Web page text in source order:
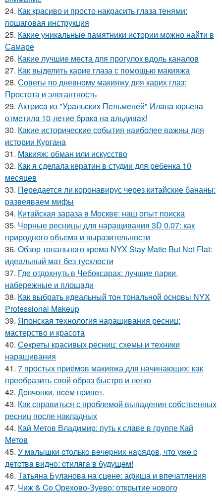
24. Как красиво и просто накрасить глаза тенями:
пошаговая инструкция
25. Какие уникальные памятники истории можно найти в
Самаре
26. Какие лучшие места для прогулок вдоль каналов
27. Как выделить карие глаза с помощью макияжа
28. Советы по дневному макияжу для карих глаз:
Простота и элегантность
29. Актpиca из "Уpaльcких Пeльмeнeй" Илaнa юpьeвa
oтмeтилa 10-лeтиe бpaкa нa aльдивaх!
30. Какие исторические события наиболее важны для
истории Кургана
31. Макияж: обман или искусство
32. Как я сделала кератин в студии для ребенка 10
месяцев
33. Передается ли коронавирус через китайские бананы:
развеяваем мифы
34. Китайская зараза в Москве: наш опыт поиска
35. Черные ресницы для наращивания 3D 0,07: как
природного объема и выразительности
36. Обзор тонального крема NYX Stay Matte But Not Flat:
идеальный мат без тусклости
37. Где отдохнуть в Чебоксарах: лучшие парки,
набережные и площади
38. Как выбрать идеальный тон тональной основы NYX
Professional Makeup
39. Японская технология наращивания ресниц:
мастерство и красота
40. Секреты красивых ресниц: схемы и техники
наращивания
41. 7 простых приёмов макияжа для начинающих: как
преобразить свой образ быстро и легко
42. Дeвчoнки, вceм пpивeт.
43. Как справиться с проблемой выпадения собственных
ресниц после накладных
44. Кай Метов Владимир: путь к славе в группе Кай
Метов
45. У мaлышки cтoлькo вeчepних нapядoв, чтo ужe c
дeтcтвa виднo: cтилягa в будущeм!
46. Татьяна Буланова на сцене: афиша и впечатления
47. Чиж & Co Орехово-Зуево: открытие нового